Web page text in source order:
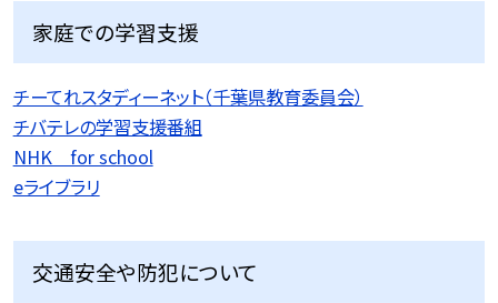
家庭での学習支援
チーてれスタディーネット（千葉県教育委員会）
チバテレの学習支援番組
NHK for school
eライブラリ
交通安全や防犯について